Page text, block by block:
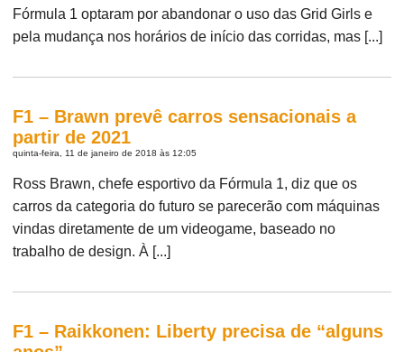
Fórmula 1 optaram por abandonar o uso das Grid Girls e
pela mudança nos horários de início das corridas, mas [...]
F1 – Brawn prevê carros sensacionais a
partir de 2021
quinta-feira, 11 de janeiro de 2018 às 12:05
Ross Brawn, chefe esportivo da Fórmula 1, diz que os
carros da categoria do futuro se parecerão com máquinas
vindas diretamente de um videogame, baseado no
trabalho de design. À [...]
F1 – Raikkonen: Liberty precisa de “alguns